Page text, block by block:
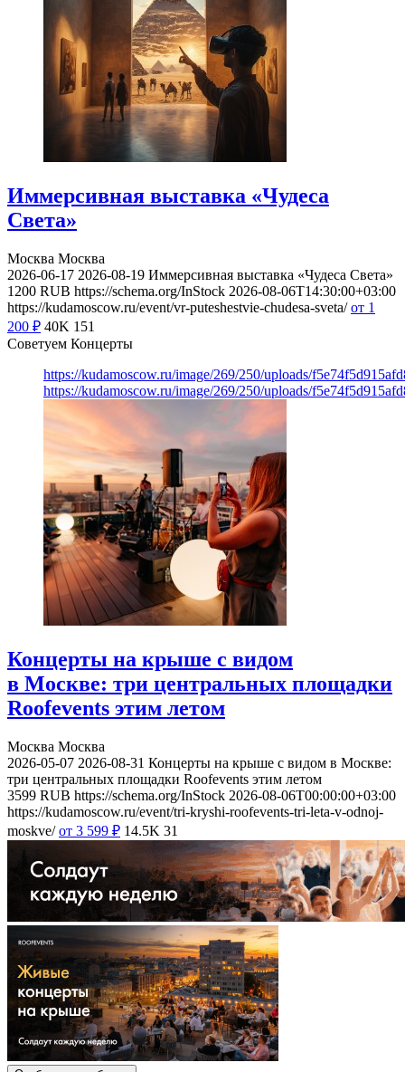
Иммерсивная выставка «Чудеса
Света»
Москва Москва
2026-06-17 2026-08-19 Иммерсивная выставка «Чудеса Света»
1200 RUB https://schema.org/InStock 2026-08-06T14:30:00+03:00
https://kudamoscow.ru/event/vr-puteshestvie-chudesa-sveta/ от 1
200 ₽ 40K 151
Советуем Концерты
https://kudamoscow.ru/image/269/250/uploads/
https://kudamoscow.ru/image/269/250/uploads/
Концерты на крыше с видом
в Москве: три центральных площадки
Roofevents этим летом
Москва Москва
2026-05-07 2026-08-31 Концерты на крыше с видом в Москве:
три центральных площадки Roofevents этим летом
3599 RUB https://schema.org/InStock 2026-08-06T00:00:00+03:00
https://kudamoscow.ru/event/tri-kryshi-roofevents-tri-leta-v-odnoj-
moskve/ от 3 599 ₽ 14.5K 31